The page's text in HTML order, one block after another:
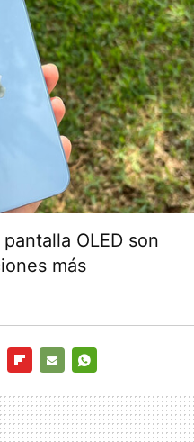
OLED son
más
MAIL